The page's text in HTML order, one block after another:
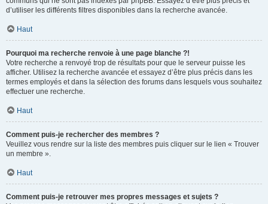
d’utiliser les différents filtres disponibles dans la recherche avancée.
Haut
Pourquoi ma recherche renvoie à une page blanche ?!
Votre recherche a renvoyé trop de résultats pour que le serveur puisse les
afficher. Utilisez la recherche avancée et essayez d’être plus précis dans les
termes employés et dans la sélection des forums dans lesquels vous souhaitez
effectuer une recherche.
Haut
Comment puis-je rechercher des membres ?
Veuillez vous rendre sur la liste des membres puis cliquer sur le lien « Trouver
un membre ».
Haut
Comment puis-je retrouver mes propres messages et sujets ?